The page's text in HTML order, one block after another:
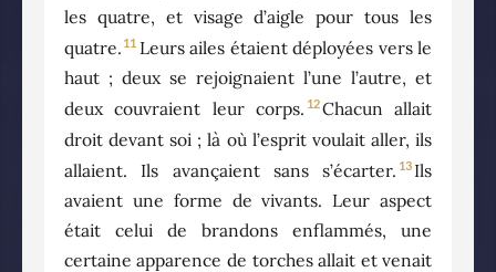
les quatre, et visage d’aigle pour tous les
quatre. 11 Leurs ailes étaient déployées vers le
haut ; deux se rejoignaient l’une l’autre, et
deux couvraient leur corps. 12Chacun allait
droit devant soi ; là où l’esprit voulait aller, ils
allaient. Ils avançaient sans s’écarter. 13 Ils
avaient une forme de vivants. Leur aspect
était celui de brandons enflammés, une
certaine apparence de torches allait et venait